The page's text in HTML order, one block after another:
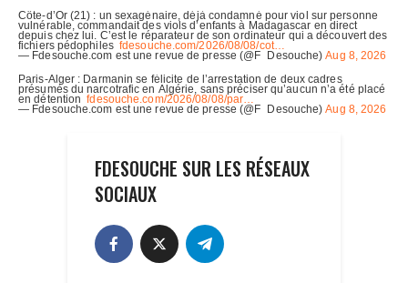
FDESOUCHE SUR LES RÉSEAUX
SOCIAUX